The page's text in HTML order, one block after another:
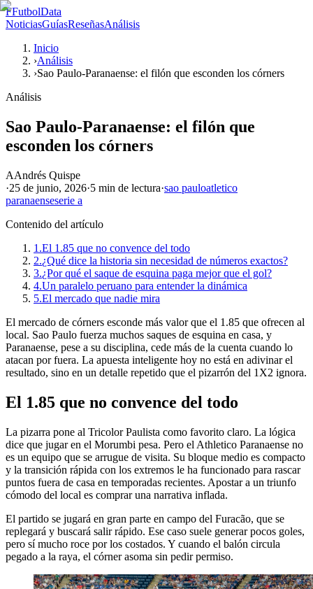
FFutbolData
NoticiasGuíasReseñasAnálisis
Inicio
›Análisis
›Sao Paulo-Paranaense: el filón que esconden los córners
Análisis
Sao Paulo-Paranaense: el filón que
esconden los córners
AAndrés Quispe
·25 de junio, 2026·5 min de lectura·sao pauloatletico
paranaenseserie a
Contenido del artículo
1.El 1.85 que no convence del todo
2.¿Qué dice la historia sin necesidad de números exactos?
3.¿Por qué el saque de esquina paga mejor que el gol?
4.Un paralelo peruano para entender la dinámica
5.El mercado que nadie mira
El mercado de córners esconde más valor que el 1.85 que ofrecen al
local. Sao Paulo fuerza muchos saques de esquina en casa, y
Paranaense, pese a su disciplina, cede más de la cuenta cuando lo
atacan por fuera. La apuesta inteligente hoy no está en adivinar el
resultado, sino en un detalle repetido que el pizarrón del 1X2 ignora.
El 1.85 que no convence del todo
La pizarra pone al Tricolor Paulista como favorito claro. La lógica
dice que jugar en el Morumbi pesa. Pero el Athletico Paranaense no
es un equipo que se arrugue de visita. Su bloque medio es compacto
y la transición rápida con los extremos le ha funcionado para rascar
puntos fuera de casa en temporadas recientes. Apostar a un triunfo
cómodo del local es comprar una narrativa inflada.
El partido se jugará en gran parte en campo del Furacão, que se
replegará y buscará salir rápido. Ese caso suele generar pocos goles,
pero sí mucho roce por los costados. Y cuando el balón circula
pegado a la raya, el córner asoma sin pedir permiso.